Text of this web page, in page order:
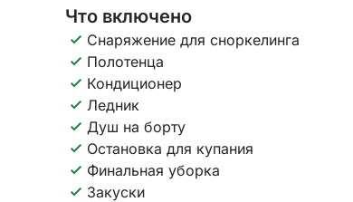
Что включено
Снаряжение для сноркелинга
Полотенца
Кондиционер
Ледник
Душ на борту
Остановка для купания
Финальная уборка
Закуски